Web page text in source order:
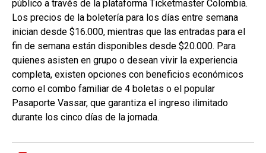
público a través de la plataforma Ticketmaster Colombia.
Los precios de la boletería para los días entre semana
inician desde $16.000, mientras que las entradas para el
fin de semana están disponibles desde $20.000. Para
quienes asisten en grupo o desean vivir la experiencia
completa, existen opciones con beneficios económicos
como el combo familiar de 4 boletas o el popular
Pasaporte Vassar, que garantiza el ingreso ilimitado
durante los cinco días de la jornada.